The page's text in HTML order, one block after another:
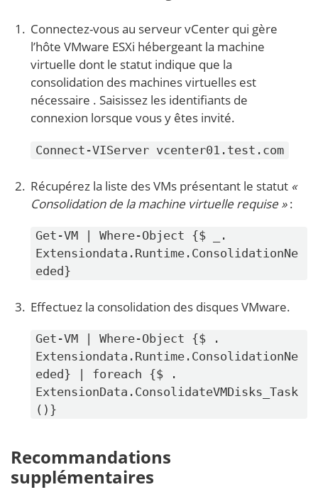
Connectez-vous au serveur vCenter qui gère
l’hôte VMware ESXi hébergeant la machine
virtuelle dont le statut indique que la
consolidation des machines virtuelles est
nécessaire . Saisissez les identifiants de
connexion lorsque vous y êtes invité.
Connect-VIServer vcenter01.test.com
Récupérez la liste des VMs présentant le statut «
Consolidation de la machine virtuelle requise »:
Get-VM | Where-Object {$ _.
Extensiondata.Runtime.ConsolidationNe
eded}
Effectuez la consolidation des disques VMware.
Get-VM | Where-Object {$ .
Extensiondata.Runtime.ConsolidationNe
eded} | foreach {$ .
ExtensionData.ConsolidateVMDisks_Task
()}
Recommandations
supplémentaires